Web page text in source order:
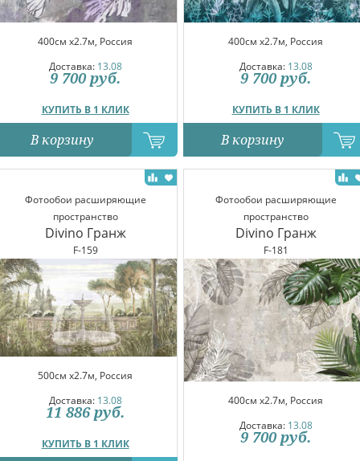
400см x2.7м, Россия
Доставка: 13.08
КУПИТЬ В 1 КЛИК
9 700 руб.
В корзину
400см x2.7м, Россия
Доставка: 13.08
КУПИТЬ В 1 КЛИК
9 700 руб.
В корзину
Фотообои расширяющие
пространство
Divino Гранж
F-159
500см x2.7м, Россия
Доставка: 13.08
КУПИТЬ В 1 КЛИК
11 886 руб.
Фотообои расширяющие
пространство
Divino Гранж
F-181
400см x2.7м, Россия
Доставка: 13.08
9 700 руб.